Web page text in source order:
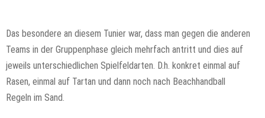
Das besondere an diesem Tunier war, dass man gegen die anderen
Teams in der Gruppenphase gleich mehrfach antritt und dies auf
jeweils unterschiedlichen Spielfeldarten. D.h. konkret einmal auf
Rasen, einmal auf Tartan und dann noch nach Beachhandball
Regeln im Sand.